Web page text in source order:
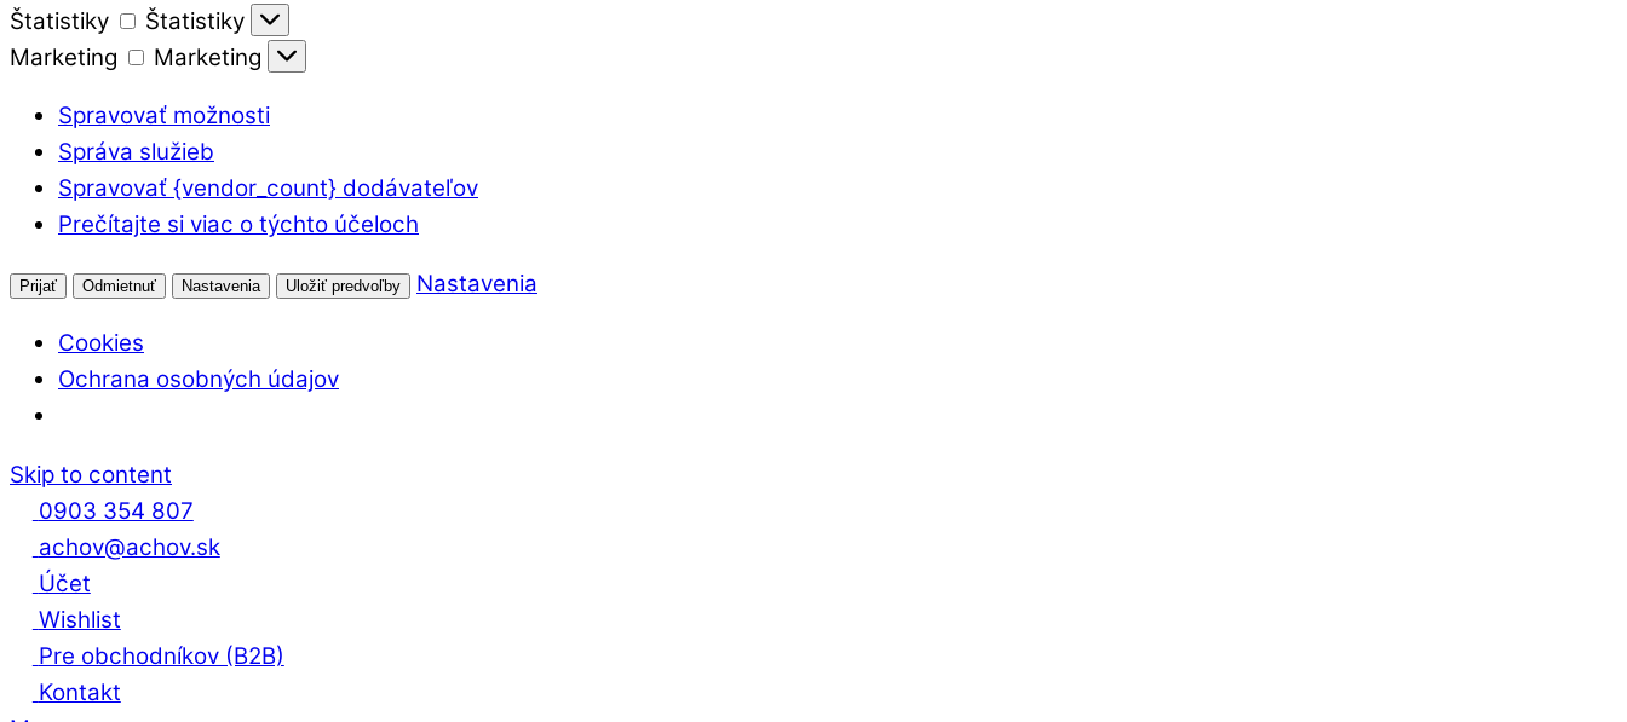
Štatistiky
Štatistiky
Marketing
Marketing
Spravovať možnosti
Správa služieb
Spravovať {vendor_count} dodávateľov
Prečítajte si viac o týchto účeloch
Prijať Odmietnuť Nastavenia Uložiť predvoľby Nastavenia
Cookies
Ochrana osobných údajov
Skip to content
0903 354 807
achov@achov.sk
Účet
Wishlist
Pre obchodníkov (B2B)
Kontakt